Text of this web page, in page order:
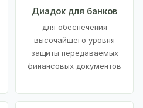
Диадок для банков
для обеспечения
высочайшего уровня
защиты передаваемых
финансовых документов